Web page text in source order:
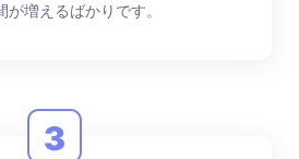
が増えるばかりです。
3